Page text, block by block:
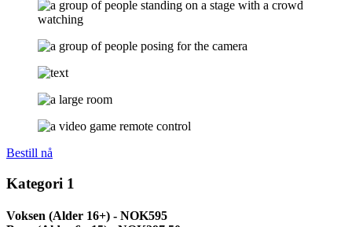
Bestill nå
Kategori 1
Voksen (Alder 16+) - NOK595